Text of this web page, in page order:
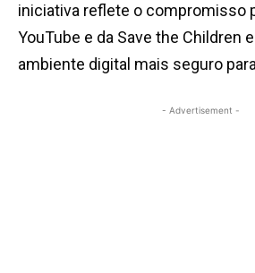
iniciativa reflete o compromisso
YouTube e da Save the Children
ambiente digital mais seguro
- Advertisement -